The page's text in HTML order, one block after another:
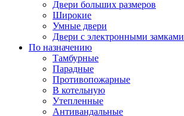
Двери больших размеров
Широкие
Умные двери
Двери с электронными замками
По назначению
Тамбурные
Парадные
Противопожарные
В котельную
Утепленные
Антивандальные